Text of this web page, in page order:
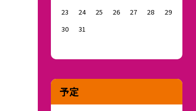
23
24 25 26 27 28
29
30
31
予定